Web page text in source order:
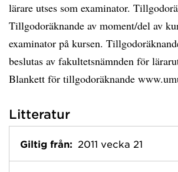
lärare utses som examinator.
Tillgodoräknande av moment/del av
examinator på kursen.
beslutas av fakultetsnämnden för
Blankett för tillgodoräknande
Litteratur
Giltig från: 2011 vecka 21